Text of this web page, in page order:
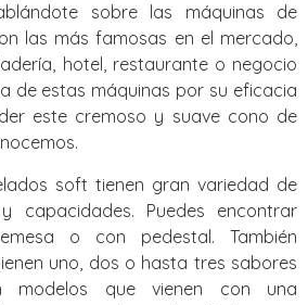
sobre las máquinas de
las más famosas en el mercado,
hotel, restaurante o negocio
de estas máquinas por su eficacia
este cremoso y suave cono de
soft tienen gran variedad de
capacidades. Puedes encontrar
o con pedestal. También
uno, dos o hasta tres sabores
modelos que vienen con una